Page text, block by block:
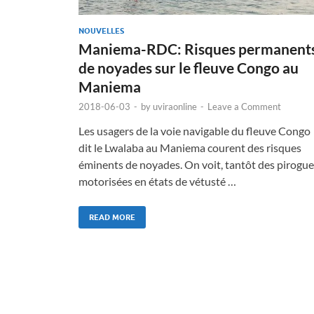
NOUVELLES
Maniema-RDC: Risques
de noyades sur le fleuve Congo au
Maniema
2018-06-03 - byuviraonline - Leave a Comment
Les usagers de la voie navigable du fleuve Congo
dit le Lwalaba au Maniema courent des risques
éminents de noyades. On voit, tantôt des
motorisées en états de vétusté …
READ MORE